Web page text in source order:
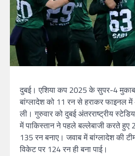
दुबई। एशिया कप 2025 के सुपर-4
बांग्लादेश को 11 रन से हराकर फाइनल
ली। गुरुवार को दुबई अंतरराष्ट्रीय
में पाकिस्तान ने पहले बल्लेबाजी करते
135 रन बनाए। जवाब में बांग्लादेश की
विकेट पर 124 रन ही बना पाई।